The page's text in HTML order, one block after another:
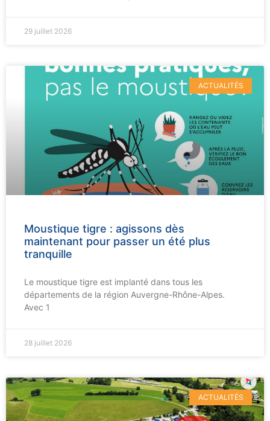
29 juillet 2026
ACTUALITÉS
Moustique tigre : agissons dès
maintenant pour passer un été plus
tranquille
Le moustique tigre est implanté dans tous les
départements de la région Auvergne-Rhône-Alpes.
Avec 1
28 juillet 2026
ACTUALITÉS